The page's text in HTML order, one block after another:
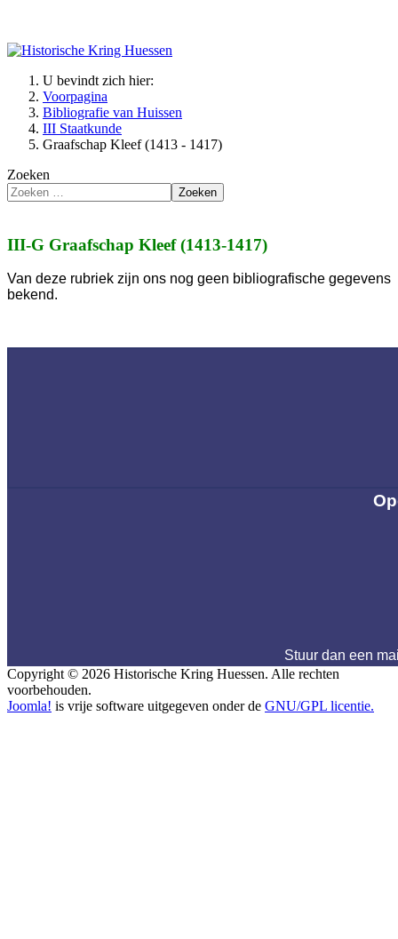
U bevindt zich hier:
Voorpagina
Bibliografie van Huissen
III Staatkunde
Graafschap Kleef (1413 - 1417)
Zoeken
Zoeken
III-G Graafschap Kleef (1413-1417)
Van deze rubriek zijn ons nog geen bibliografische gegevens
bekend.
Stuur dan een
Copyright © 2026 Historische Kring Huessen. Alle rechten
voorbehouden.
Joomla! is vrije software uitgegeven onder de GNU/GPL licentie.